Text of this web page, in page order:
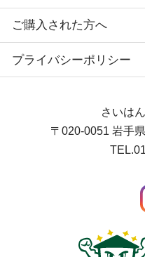
ご購入された方へ
プライバシーポリシー
さいは
〒020-0051 岩手
TEL.